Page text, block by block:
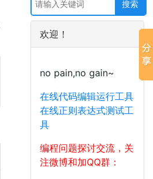
欢迎！
no pain,no gain~
在线代码编辑运行工具
在线正则表达式测试工
具
编程问题探讨交流，关
注微博和加QQ群：